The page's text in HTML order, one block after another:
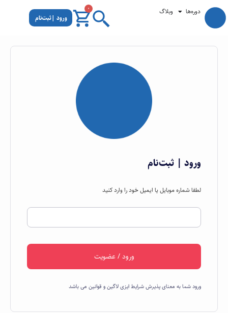
دوره‌ها وبلاگ 0
ورود |ثبت‌نام
ورود | ثبت‌نام
لطفا شماره موبایل یا ایمیل خود را وارد کنید
ورود / عضویت
ورود شما به معنای پذیرش شرایط ایزی لاگین و قوانین می باشد